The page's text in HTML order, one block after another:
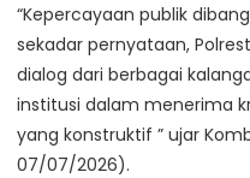
“Kepercayaan publik
sekadar pernyataan,
dialog dari berbagai
institusi dalam menerima
yang konstruktif ” ujar
07/07/2026).